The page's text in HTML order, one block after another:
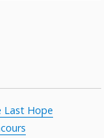
Last Hope